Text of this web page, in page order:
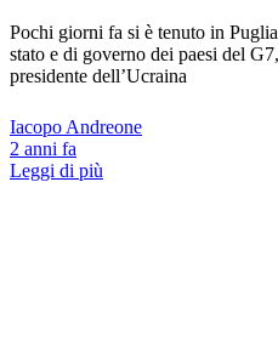
Pochi giorni fa si è tenuto in
stato e di governo dei paesi del
presidente dell’Ucraina
Iacopo Andreone
2 anni fa
Leggi di più